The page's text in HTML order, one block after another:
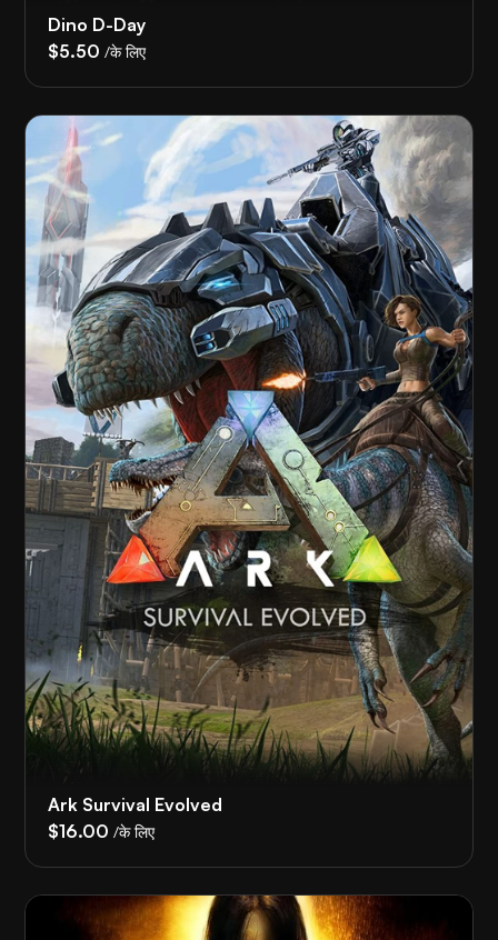
Dino D-Day
$5.50 /के लिए
Ark Survival Evolved
$16.00 /के लिए